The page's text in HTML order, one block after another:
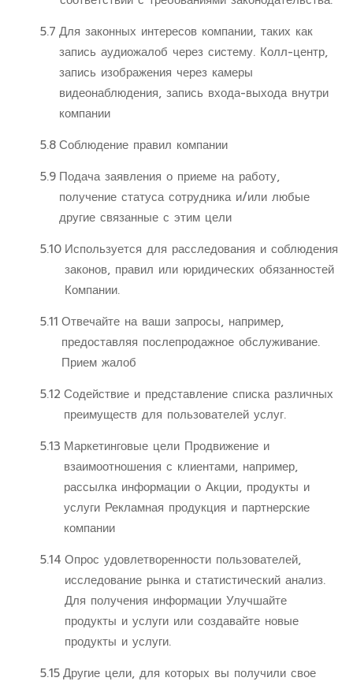
5.7 Для законных интересов компании, таких как
запись аудиожалоб через систему. Колл-центр,
запись изображения через камеры
видеонаблюдения, запись входа-выхода внутри
компании
5.8Соблюдение правил компании
5.9 Подача заявления о приеме на работу,
получение статуса сотрудника и/или любые
другие связанные с этим цели
5.10 Используется для расследования и соблюдения
законов, правил или юридических обязанностей
Компании.
5.11 Отвечайте на ваши запросы, например,
предоставляя послепродажное обслуживание.
Прием жалоб
5.12 Содействие и представление списка различных
преимуществ для пользователей услуг.
5.13 Маркетинговые цели Продвижение и
взаимоотношения с клиентами, например,
рассылка информации о Акции, продукты и
услуги Рекламная продукция и партнерские
компании
5.14 Опрос удовлетворенности пользователей,
исследование рынка и статистический анализ.
Для получения информации Улучшайте
продукты и услуги или создавайте новые
продукты и услуги.
5.15Другие цели, для которых вы получили свое